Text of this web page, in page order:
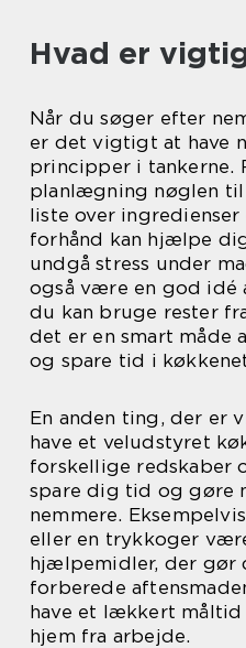
Hvad er
Når du søger efter
er det vigtigt at have
principper i tankerne.
planlægning nøglen til
liste over
forhånd kan hjælpe
undgå stress under
også være en god idé
du kan bruge rester
det er en smart måde
og spare tid i
En anden ting, der er
have et veludstyret
forskellige redskaber
spare dig tid og gøre
nemmere.
eller en trykkoger
hjælpemidler, der gør
forberede
have et lækkert måltid
hjem fra arbejde.